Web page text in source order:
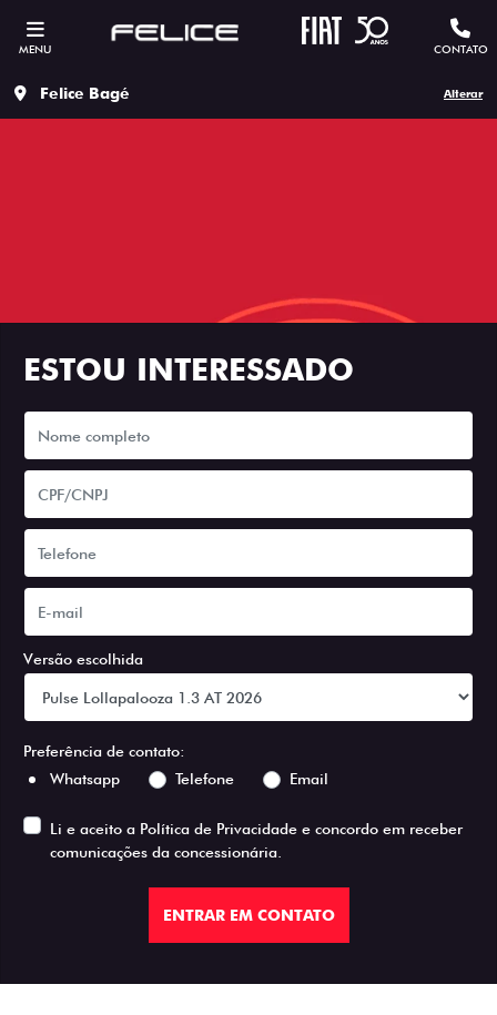
MENU CONTATO
Felice Bagé Alterar
ESTOU INTERESSADO
Versão escolhida
Preferência de contato:
Whatsapp
Telefone Email
Li e aceito a Política de Privacidade e concordo em receber
comunicações da concessionária.
ENTRAR EM CONTATO